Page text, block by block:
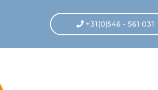
+31(0)546 - 561 031